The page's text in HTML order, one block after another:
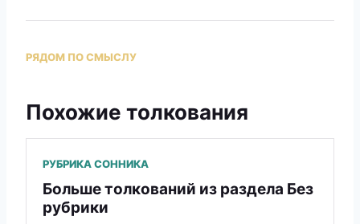
РЯДОМ ПО СМЫСЛУ
Похожие толкования
РУБРИКА СОННИКА
Больше толкований из раздела Без
рубрики